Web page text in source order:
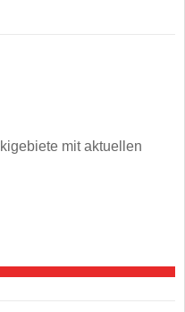
mit aktuellen